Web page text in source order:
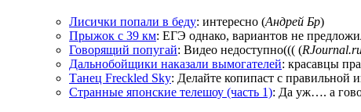
Лисички попали в беду: интересно (Андрей Бр)
Прыжок с 39 км: ЕГЭ однако, вариантов не
Говорящий попугай: Видео недоступно((( (
Дальнобойщики наказали вымогателей: красавцы
Танец Freckled Sky: Делайте копипаст с
Странные японские телешоу (часть 1): Да уж…. а